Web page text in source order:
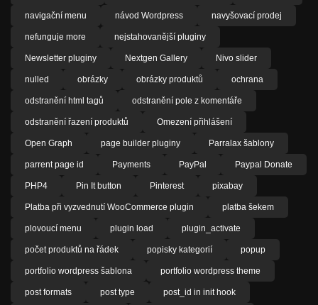
navigační menu návod Wordpress navyšovací prodej
nefunguje more nejstahovanější pluginy
Newsletter pluginy Nextgen Gallery Nivo slider
nulled obrázky obrázky produktů ochrana
odstranění html tagů odstranění pole z komentáře
odstranění řazení produktů Omezení přihlášení
Open Graph page builder pluginy Parralax šablony
parrent page id Payments PayPal Paypal Donate
PHP4 Pin It button Pinterest pixabay
Platba při vyzvednutí WooCommerce plugin platba šekem
plovoucí menu plugin load plugin_activate
počet produktů na řádek popisky kategorií popup
portfolio wordpress šablona portfolio wordpress theme
post formats post type post_id in init hook